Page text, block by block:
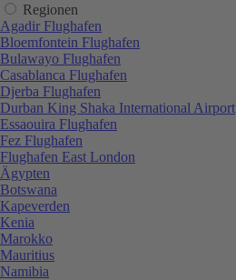
Regionen
Agadir Flughafen
Bloemfontein Flughafen
Bulawayo Flughafen
Casablanca Flughafen
Djerba Flughafen
Durban King Shaka International Airport
Essaouira Flughafen
Fez Flughafen
Flughafen East London
Ägypten
Botswana
Kapeverden
Kenia
Marokko
Mauritius
Namibia